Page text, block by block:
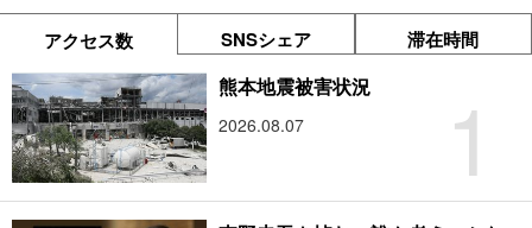
アクセス数 SNSシェア 滞在時間
1
熊本地震被害状況
2026.08.07